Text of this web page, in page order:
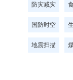
防灾减灾
国防时空
地震扫描